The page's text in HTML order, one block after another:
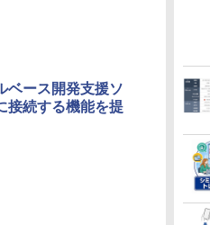
ベース開発支援ソ
接続する機能を提